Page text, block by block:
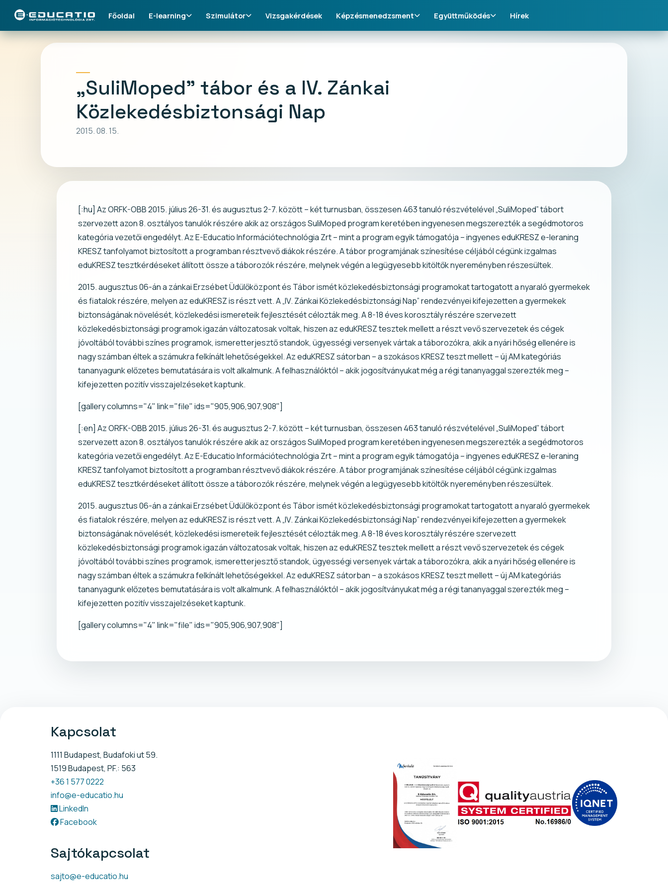
Főoldal E-learning Szimulátor Vizsgakérdések Képzésmenedzsment Együttműködés Hírek
„SuliMoped” tábor és a IV. Zánkai
Közlekedésbiztonsági Nap
2015. 08. 15.
[:hu] Az ORFK-OBB 2015. július 26-31. és augusztus 2-7. között – két turnusban, összesen 463 tanuló részvételével „SuliMoped” tábort
szervezett azon 8. osztályos tanulók részére akik az országos SuliMoped program keretében ingyenesen megszerezték a segédmotoros
kategória vezetői engedélyt. Az E-Educatio Információtechnológia Zrt – mint a program egyik támogatója – ingyenes eduKRESZ e-leraning
KRESZ tanfolyamot biztosított a programban résztvevő diákok részére. A tábor programjának színesítése céljából cégünk izgalmas
eduKRESZ tesztkérdéseket állított össze a táborozók részére, melynek végén a legügyesebb kitöltők nyereményben részesültek.
2015. augusztus 06-án a zánkai Erzsébet Üdülőközpont és Tábor ismét közlekedésbiztonsági programokat tartogatott a nyaraló gyermekek
és fiatalok részére, melyen az eduKRESZ is részt vett. A „IV. Zánkai Közlekedésbiztonsági Nap” rendezvényei kifejezetten a gyermekek
biztonságának növelését, közlekedési ismereteik fejlesztését célozták meg. A 8-18 éves korosztály részére szervezett
közlekedésbiztonsági programok igazán változatosak voltak, hiszen az eduKRESZ tesztek mellett a részt vevő szervezetek és cégek
jóvoltából további színes programok, ismeretterjesztő standok, ügyességi versenyek vártak a táborozókra, akik a nyári hőség ellenére is
nagy számban éltek a számukra felkínált lehetőségekkel. Az eduKRESZ sátorban – a szokásos KRESZ teszt mellett – új AM kategóriás
tananyagunk előzetes bemutatására is volt alkalmunk. A felhasználóktól – akik jogosítványukat még a régi tananyaggal szerezték meg –
kifejezetten pozitív visszajelzéseket kaptunk.
[gallery columns="4" link="file" ids="905,906,907,908"]
[:en] Az ORFK-OBB 2015. július 26-31. és augusztus 2-7. között – két turnusban, összesen 463 tanuló részvételével „SuliMoped” tábort
szervezett azon 8. osztályos tanulók részére akik az országos SuliMoped program keretében ingyenesen megszerezték a segédmotoros
kategória vezetői engedélyt. Az E-Educatio Információtechnológia Zrt – mint a program egyik támogatója – ingyenes eduKRESZ e-leraning
KRESZ tanfolyamot biztosított a programban résztvevő diákok részére. A tábor programjának színesítése céljából cégünk izgalmas
eduKRESZ tesztkérdéseket állított össze a táborozók részére, melynek végén a legügyesebb kitöltők nyereményben részesültek.
2015. augusztus 06-án a zánkai Erzsébet Üdülőközpont és Tábor ismét közlekedésbiztonsági programokat tartogatott a nyaraló gyermekek
és fiatalok részére, melyen az eduKRESZ is részt vett. A „IV. Zánkai Közlekedésbiztonsági Nap” rendezvényei kifejezetten a gyermekek
biztonságának növelését, közlekedési ismereteik fejlesztését célozták meg. A 8-18 éves korosztály részére szervezett
közlekedésbiztonsági programok igazán változatosak voltak, hiszen az eduKRESZ tesztek mellett a részt vevő szervezetek és cégek
jóvoltából további színes programok, ismeretterjesztő standok, ügyességi versenyek vártak a táborozókra, akik a nyári hőség ellenére is
nagy számban éltek a számukra felkínált lehetőségekkel. Az eduKRESZ sátorban – a szokásos KRESZ teszt mellett – új AM kategóriás
tananyagunk előzetes bemutatására is volt alkalmunk. A felhasználóktól – akik jogosítványukat még a régi tananyaggal szerezték meg –
kifejezetten pozitív visszajelzéseket kaptunk.
[gallery columns="4" link="file" ids="905,906,907,908"]
Kapcsolat
1111 Budapest, Budafoki ut 59.
1519 Budapest, PF.: 563
+36 1 577 0222
info@e-educatio.hu
LinkedIn
Facebook
Sajtókapcsolat
sajto@e-educatio.hu